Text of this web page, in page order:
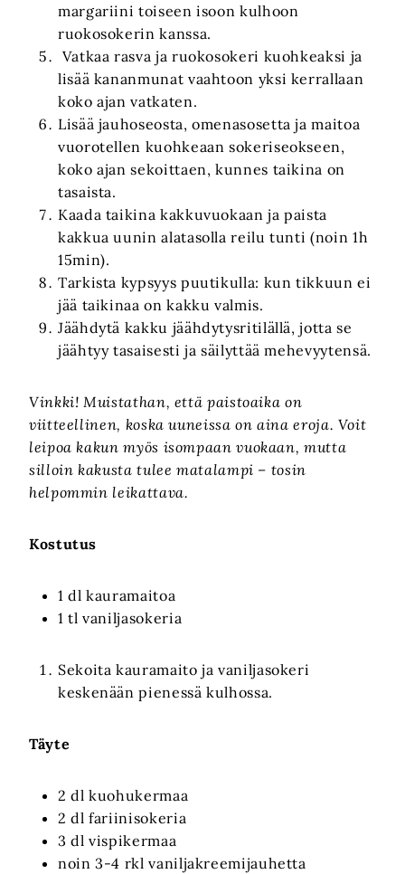
margariini toiseen isoon kulhoon
ruokosokerin kanssa.
Vatkaa rasva ja ruokosokeri kuohkeaksi ja
lisää kananmunat vaahtoon yksi kerrallaan
koko ajan vatkaten.
Lisää jauhoseosta, omenasosetta ja maitoa
vuorotellen kuohkeaan sokeriseokseen,
koko ajan sekoittaen, kunnes taikina on
tasaista.
Kaada taikina kakkuvuokaan ja paista
kakkua uunin alatasolla reilu tunti (noin 1h
15min).
Tarkista kypsyys puutikulla: kun tikkuun ei
jää taikinaa on kakku valmis.
Jäähdytä kakku jäähdytysritilällä, jotta se
jäähtyy tasaisesti ja säilyttää mehevyytensä.
Vinkki! Muistathan, että paistoaika on
viitteellinen, koska uuneissa on aina eroja. Voit
leipoa kakun myös isompaan vuokaan, mutta
silloin kakusta tulee matalampi – tosin
helpommin leikattava.
Kostutus
1 dl kauramaitoa
1 tl vaniljasokeria
Sekoita kauramaito ja vaniljasokeri
keskenään pienessä kulhossa.
Täyte
2 dl kuohukermaa
2 dl fariinisokeria
3 dl vispikermaa
noin 3-4 rkl vaniljakreemijauhetta